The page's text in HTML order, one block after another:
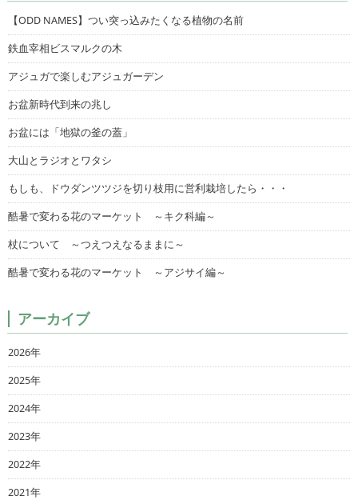
【ODD NAMES】つい突っ込みたくなる植物の名前
鉄血宰相ビスマルクの木
アジュガで楽しむアジュガーデン
お盆新時代到来の兆し
お盆には「地獄の釜の蓋」
大山とラジオとワタシ
もしも、ドウダンツツジを切り枝用に営利栽培したら・・・
酷暑で変わる花のマーケット ～キク科編～
杖について ～つえつえなるままに～
酷暑で変わる花のマーケット ～アジサイ編～
アーカイブ
2026年
2025年
2024年
2023年
2022年
2021年